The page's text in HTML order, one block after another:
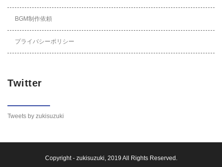
BGM制作依頼
プライバシーポリシー
Twitter
Tweets by zukisuzuki
Copyright - zukisuzuki, 2019 All Rights Reserved.